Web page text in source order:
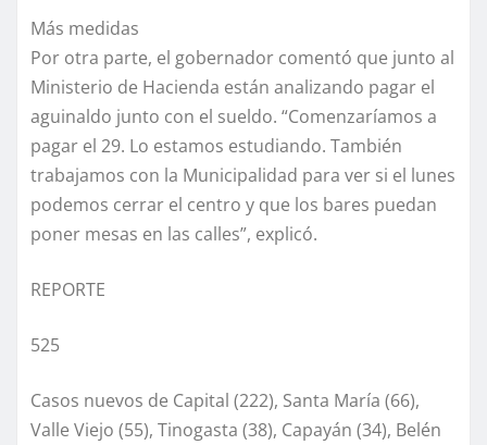
Más medidas
Por otra parte, el gobernador comentó que junto al
Ministerio de Hacienda están analizando pagar el
aguinaldo junto con el sueldo. “Comenzaríamos a
pagar el 29. Lo estamos estudiando. También
trabajamos con la Municipalidad para ver si el lunes
podemos cerrar el centro y que los bares puedan
poner mesas en las calles”, explicó.
REPORTE
525
Casos nuevos de Capital (222), Santa María (66),
Valle Viejo (55), Tinogasta (38), Capayán (34), Belén